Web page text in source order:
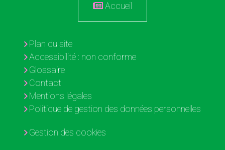
Accueil
Plan du site
Accessibilité : non conforme
Glossaire
Contact
Mentions légales
Politique de gestion des données personnelles
Gestion des cookies